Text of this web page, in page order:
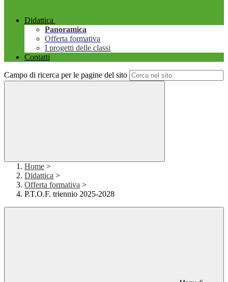
Didattica
Panoramica
Offerta formativa
I progetti delle classi
Contatti
Campo di ricerca per le pagine del sito
Home >
Didattica >
Offerta formativa >
P.T.O.F. triennio 2025-2028